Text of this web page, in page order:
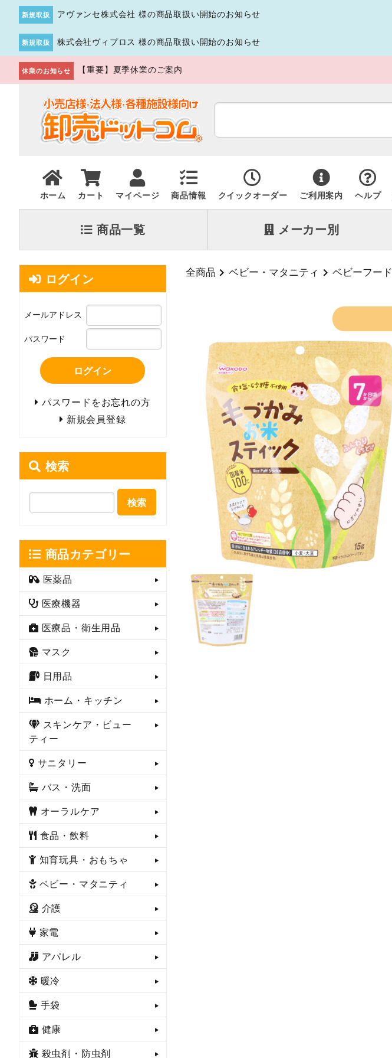
新規取扱 アヴァンセ株式会社 様の商品取扱い開始のお知らせ
新規取扱 株式会社ヴィプロス 様の商品取扱い開始のお知らせ
休業のお知らせ 【重要】夏季休業のご案内
ホーム カート マイページ 商品情報 クイックオーダー ご利用案内 ヘルプ
商品一覧 メーカー別
全商品 ベビー・マタニティ ベビーフード
ログイン
メールアドレス
パスワード
ログイン
パスワードをお忘れの方
新規会員登録
検索
検索
商品カテゴリー
医薬品
医療機器
医療品・衛生用品
マスク
日用品
ホーム・キッチン
スキンケア・ビュー
ティー
サニタリー
バス・洗面
オーラルケア
食品・飲料
知育玩具・おもちゃ
ベビー・マタニティ
介護
家電
アパレル
暖冷
手袋
健康
殺虫剤・防虫剤